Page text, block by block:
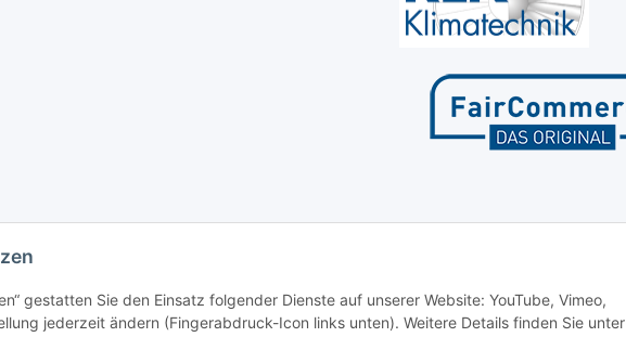
gestatten Sie den Einsatz folgender Dienste auf unserer Website: YouTube, Vimeo,
jederzeit ändern (Fingerabdruck-Icon links unten). Weitere Details finden Sie unter